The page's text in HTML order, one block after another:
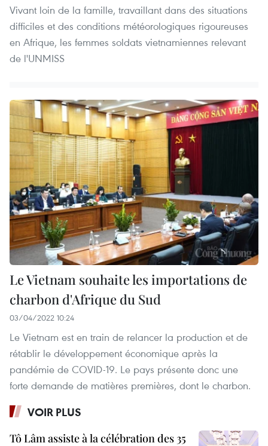
Vivant loin de la famille, travaillant dans des situations
difficiles et des conditions météorologiques rigoureuses
en Afrique, les femmes soldats vietnamiennes relevant
de l'UNMISS
Le Vietnam souhaite les importations de
charbon d'Afrique du Sud
03/04/2022 10:24
Le Vietnam est en train de relancer la production et de
rétablir le développement économique après la
pandémie de COVID-19. Le pays présente donc une
forte demande de matières premières, dont le charbon.
VOIR PLUS
Tô Lâm assiste à la célébration des 35